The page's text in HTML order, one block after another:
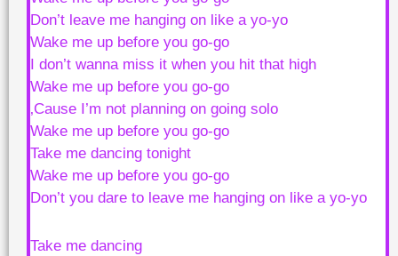
Don’t leave me hanging on like a yo-yo
Wake me up before you go-go
I don’t wanna miss it when you hit that high
Wake me up before you go-go
‚Cause I’m not planning on going solo
Wake me up before you go-go
Take me dancing tonight
Wake me up before you go-go
Don’t you dare to leave me hanging on like a yo-yo
Take me dancing